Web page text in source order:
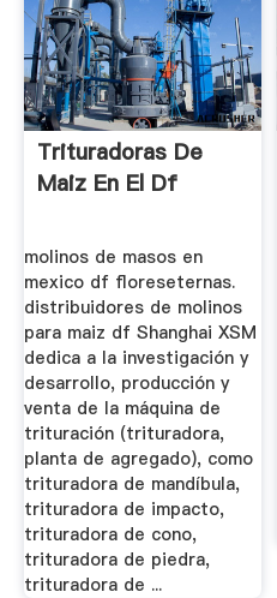
Trituradoras De
Maiz En El Df
molinos de masos en
mexico df floreseternas.
distribuidores de molinos
para maiz df Shanghai XSM
dedica a la investigación y
desarrollo, producción y
venta de la máquina de
trituración (trituradora,
planta de agregado), como
trituradora de mandíbula,
trituradora de impacto,
trituradora de cono,
trituradora de piedra,
trituradora de ...